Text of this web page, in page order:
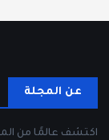
عن المجلة
اكتشف عالمًا من